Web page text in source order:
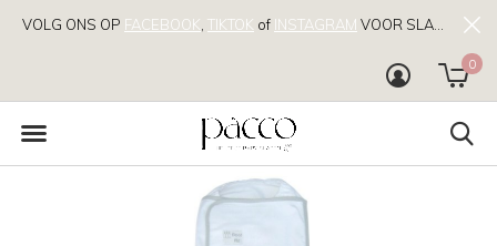
0
VOLG ONS OP FACEBOOK TIKTOK of INSTAGRAM VOOR SLAAPTIPS!